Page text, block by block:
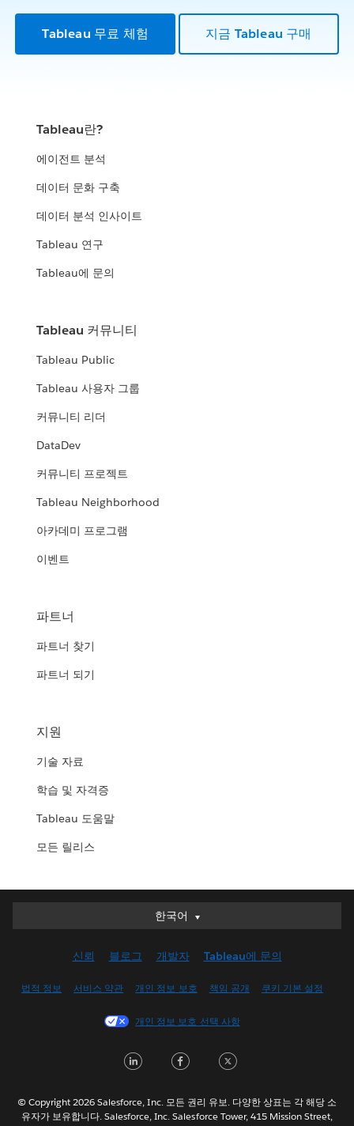
Tableau 무료 체험 지금 Tableau 구매
Tableau란?
에이전트 분석
데이터 문화 구축
데이터 분석 인사이트
Tableau 연구
Tableau에 문의
Tableau 커뮤니티
Tableau Public
Tableau 사용자 그룹
커뮤니티 리더
DataDev
커뮤니티 프로젝트
Tableau Neighborhood
아카데미 프로그램
이벤트
파트너
파트너 찾기
파트너 되기
지원
기술 자료
학습 및 자격증
Tableau 도움말
모든 릴리스
한국어
한국어
English (UK)
Français (Canada)
Italiano
Nederlands
신뢰 블로그 개발자 Tableau에 문의
법적 정보 서비스 약관 개인 정보 보호 책임 공개 쿠키 기본 설정
개인 정보 보호 선택 사항
LinkedInFacebook
© Copyright 2026 Salesforce, Inc. 모든 권리 유보. 다양한 상표는 각 해당 소
유자가 보유합니다. Salesforce, Inc. Salesforce Tower, 415 Mission Street,